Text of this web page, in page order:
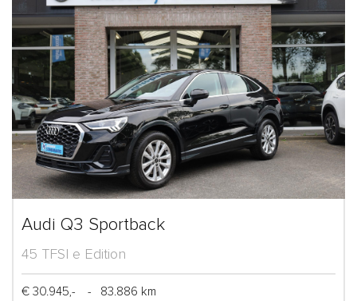
Audi Q3 Sportback
45 TFSI e Edition
€ 30.945,- -
83.886 km